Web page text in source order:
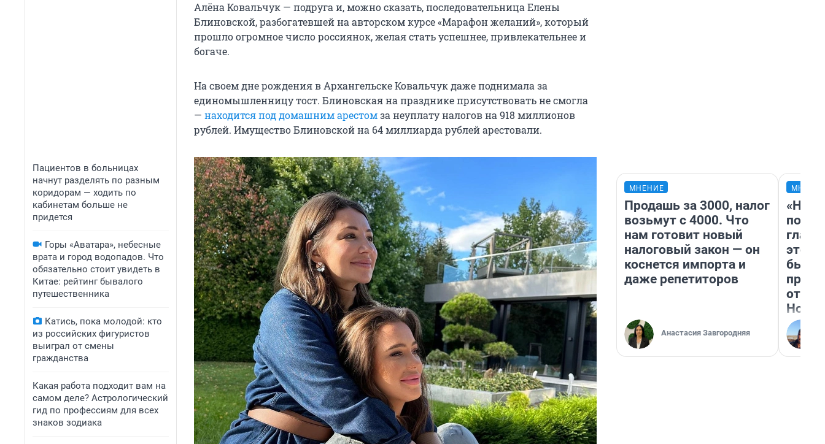
Пациентов в больницах
начнут разделять по разным
коридорам — ходить по
кабинетам больше не
придется
Горы «Аватара», небесные
врата и город водопадов. Что
обязательно стоит увидеть в
Китае: рейтинг бывалого
путешественника
Катись, пока молодой: кто
из российских фигуристов
выиграл от смены
гражданства
Какая работа подходит вам на
самом деле? Астрологический
гид по профессиям для всех
знаков зодиака
Алёна Ковальчук — подруга и, можно сказать, последовательница Елены
Блиновской, разбогатевшей на авторском курсе «Марафон желаний», который
прошло огромное число россиянок, желая стать успешнее, привлекательнее и
богаче.
На своем дне рождения в Архангельске Ковальчук даже поднимала за
единомышленницу тост. Блиновская на празднике присутствовать не смогла
— находится под домашним арестомза неуплату налогов на 918 миллионов
рублей. Имущество Блиновской на 64 миллиарда рублей арестовали.
МНЕНИЕ
Продашь за 3000, налог
возьмут с 4000. Что
нам готовит новый
налоговый закон — он
коснется импорта и
даже репетиторов
Анастасия Завгородняя
этого
бьет